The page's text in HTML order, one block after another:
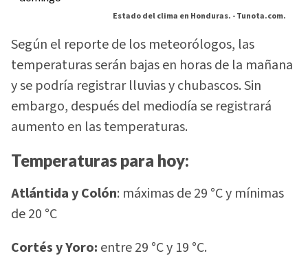
Estado del clima en Honduras. -Tunota.com.
Según el reporte de los meteorólogos, las
temperaturas serán bajas en horas de la mañana
y se podría registrar lluvias y chubascos. Sin
embargo, después del mediodía se registrará
aumento en las temperaturas.
Temperaturas para hoy:
Atlántida y Colón: máximas de 29 °C y mínimas
de 20 °C
Cortés y Yoro: entre 29 °C y 19 °C.